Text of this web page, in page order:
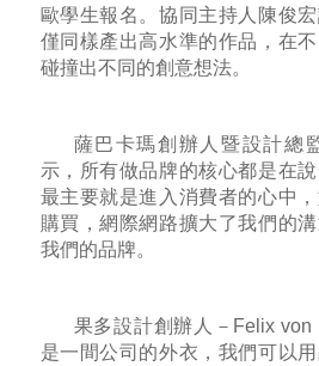
歐學生報名。協同主持人陳俊
僅同樣產出高水準的作品，在
碰撞出不同的創意想法。
薩巴卡瑪創辦人暨設計總
示，所有做品牌的核心都是在
最主要就是進入消費者的心中
購買，網際網路擴大了我們的
我們的品牌。
果多設計創辦人－Felix von
是一間公司的外衣，我們可以